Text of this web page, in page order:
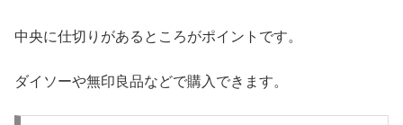
中央に仕切りがあるところがポイントです。
ダイソーや無印良品などで購入できます。